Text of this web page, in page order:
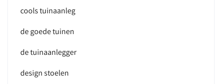
cools tuinaanleg
de goede tuinen
de tuinaanlegger
design stoelen